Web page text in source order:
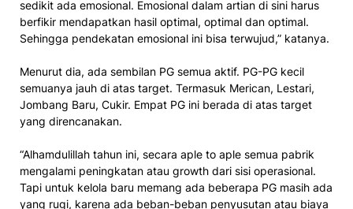
sedikit ada emosional. Emosional dalam artian di sini harus
berfikir mendapatkan hasil optimal, optimal dan optimal.
Sehingga pendekatan emosional ini bisa terwujud,” katanya.
Menurut dia, ada sembilan PG semua aktif. PG-PG kecil
semuanya jauh di atas target. Termasuk Merican, Lestari,
Jombang Baru, Cukir. Empat PG ini berada di atas target
yang direncanakan.
“Alhamdulillah tahun ini, secara aple to aple semua pabrik
mengalami peningkatan atau growth dari sisi operasional.
Tapi untuk kelola baru memang ada beberapa PG masih ada
yang rugi, karena ada beban-beban penyusutan atau biaya